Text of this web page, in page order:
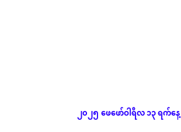
၂၀၂၅ဖေဖော်ဝါရီလ ၁၃ ရက်နေ့